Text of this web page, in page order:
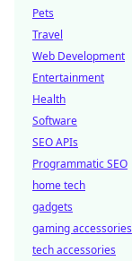
Pets
Travel
Web Development
Entertainment
Health
Software
SEO APIs
Programmatic SEO
home tech
gadgets
gaming accessories
tech accessories